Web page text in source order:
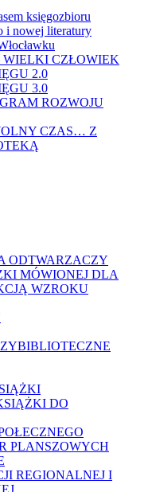
księgozbioru
i nowej literatury
CZŁOWIEK
2.0
3.0
ROZWOJU
CZAS… Z
ODTWARZACZY
MÓWIONEJ DLA
WZROKU
DO
PLANSZOWYCH
REGIONALNEJ I